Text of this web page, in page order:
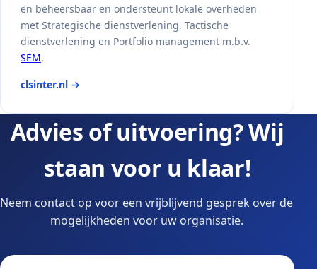
en beheersbaar en ondersteunt lokale overheden
met Strategische dienstverlening, Tactische
dienstverlening en Portfolio management m.b.v.
SEM.
clsinter.nl →
Advies of uitvoering? Wij
staan voor u klaar!
Neem contact op voor een vrijblijvend gesprek over de
mogelijkheden voor uw organisatie.